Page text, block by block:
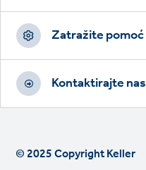
Zatražite pomoć
Kontaktirajte nas
© 2025 Copyright Keller